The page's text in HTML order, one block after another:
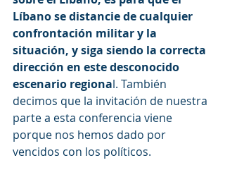
Líbano se distancie de cualquier
confrontación militar y la
situación, y siga siendo la correcta
dirección en este desconocido
escenario regional. También
decimos que la invitación de nuestra
parte a esta conferencia viene
porque nos hemos dado por
vencidos con los políticos.